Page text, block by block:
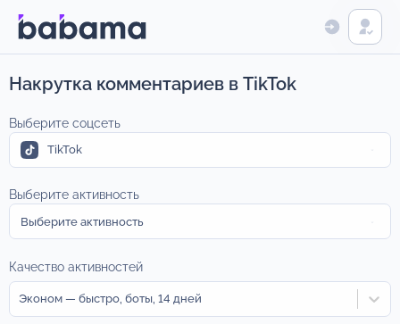
Накрутка комментариев в TikTok
Выберите соцсеть
TikTok
Выберите активность
Выберите активность
Качество активностей
Эконом — быстро, боты, 14 дней